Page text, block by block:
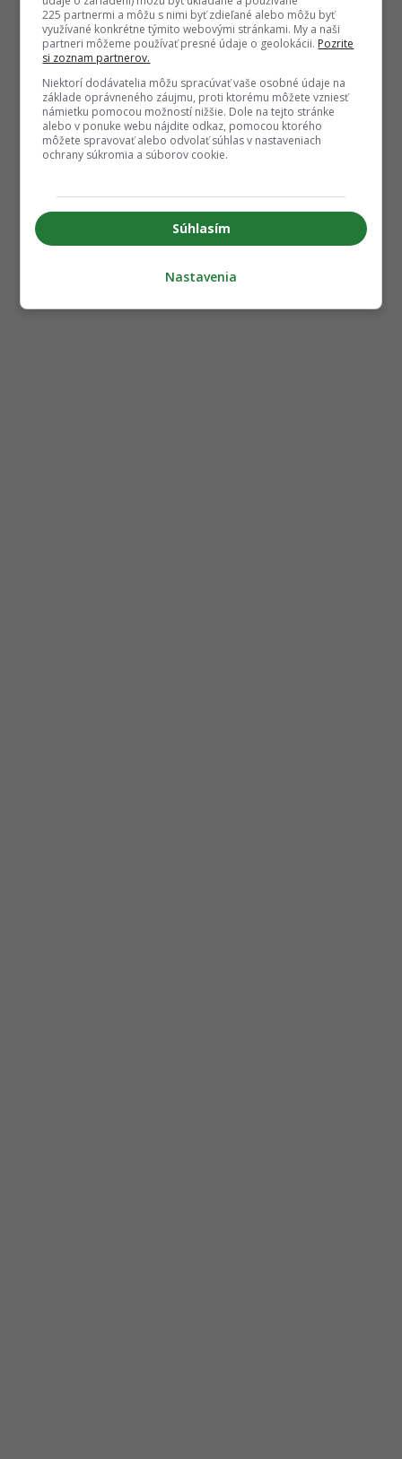
225 partnermi a môžu s nimi byť zdieľané alebo môžu byť
využívané konkrétne týmito webovými stránkami. My a naši
partneri môžeme používať presné údaje o geolokácii. Pozrite
si zoznam partnerov.
Niektorí dodávatelia môžu spracúvať vaše osobné údaje na
základe oprávneného záujmu, proti ktorému môžete vzniesť
námietku pomocou možností nižšie. Dole na tejto stránke
alebo v ponuke webu nájdite odkaz, pomocou ktorého
môžete spravovať alebo odvolať súhlas v nastaveniach
ochrany súkromia a súborov cookie.
Súhlasím
Nastavenia